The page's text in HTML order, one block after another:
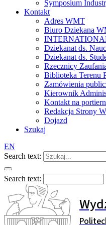
Symposium
Kontakt
Adres WMT
Biuro Dziekana
Dziekanat ds.
Dziekanat ds.
Rzecznicy
Biblioteka Terenu
Zamówienia
Kierownik
Kontakt na
Redakcja Strony
Dojazd
Szukaj
EN
Search text:
Search text: